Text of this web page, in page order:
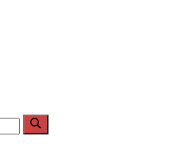
Search